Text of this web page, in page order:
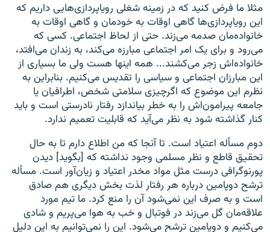
مثلا ما فرض کنید که در زمینه شغلی رویاپردازی‌هایی داریم که
این رویاپردازی‌ها گاهی اوقات به خودمان و گاهی اوقات به
خانواده‌مان صدمه می‌زند. حتی از لحاظ اجتماعی. کسی که
می‌رود و برای یک امر اجتماعی مبارزه می‌کند، به زندان می‌افتد،
خانواده‌اش زجر می‌کشند... همه اینها هست ولی ما بسیاری از
این مبارزان اجتماعی و سیاسی را تقدیس می‌کنیم. بنابراین به
نظرم این موضوع که اگرچیزی سلامتی شخص، اطرافیان یا
جامعه پیرامون‌اش را به خطر بیاندازد رفتار نادرستی است و باید
کنار گذاشته شود به نظر می‌آید که قابلیت تعمیم ندارد.
دوم مسأله اعتیاد است. تا آنجا که من اطلاع دارم تا به حال
تحقیق قاطع و نظر مسلمی وجود نداشته که [بگوید] دیدن
پورنوگرافی درست مثل مواد مخدر اعتیاد و زیان‌آور است. مسأله
ترشح دوپامین درباره هر رفتار لذت بخش دیگری هم صادق
است و به صرف این نمی‌شود آن را منع کرد. ما تیم مورد
علاقه‌مان گل می‌زند در فوتبال و خب به هوا می‌پریم و شادی
می‌کنیم و دوپامین ترشح می‌شود. این را نمی‌توانیم به این دلیل